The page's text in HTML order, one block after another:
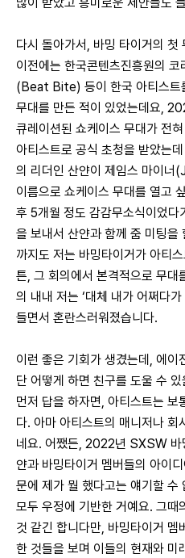
다시 돌아가서, 바밍 타이거의 첫
이전에는 한국콘텐츠진흥원의
(Beat Bite) 등이 한국 아티스트
무대를 만든 적이 있었는데요,
큐레이션된 쇼케이스 무대가 전
아티스트로 공식 초청을 받았는
의 리더인 산얀이 제임스 마이너
이름으로 쇼케이스 무대를 열고
후 5개월 정도 감감무소식이었다
을 보내서 산얀과 함께 줌 미팅을
까지도 저는 바밍타이거가 아티
튼, 그 회의에서 본격적으로 무대
의 내내 저는 ‘대체 내가 어쩌다
들면서 혼란스러워졌습니다.
이런 좋은 기회가 생겼는데, 에이
단 어떻게 하면 친구를 도울 수
먼저 답을 하자면, 아티스트는 보
다. 아마 아티스트의 매니저나
네요. 어쨌든, 2022년 SXSW 바
얀과 바밍타이거 멤버들의 아이
문에 제가 뭘 했다고는 얘기할 수
모두 우정에 기반한 거예요. 그때
것 같긴 합니다만, 바밍타이거 멤
한 것들을 보며 이들의 현재와 미